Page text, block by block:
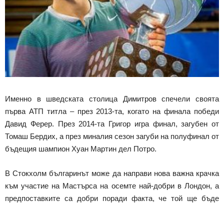
Именно в шведската столица Димитров спечели своята
първа АТП титла – през 2013-та, когато на финала победи
Давид Ферер. През 2014-та Григор игра финал, загубен от
Томаш Бердих, а през миналия сезон загуби на полуфинал от
бъдещия шампион Хуан Мартин дел Потро.
В Стокхолм българинът може да направи нова важна крачка
към участие на Мастърса на осемте най-добри в Лондон, а
предпоставките са добри поради факта, че той ще бъде